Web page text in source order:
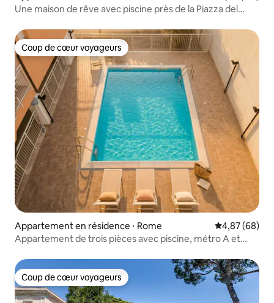
Une maison de rêve avec piscine près de la Piazza del
Coup de cœur voyageurs
Coup de cœur voyageurs
Appartement en résidence ⋅ Rome Évaluation
4,87 (68)
Appartement de trois pièces avec piscine, métro A et
Coup de cœur voyageurs
Coup de cœur voyageurs